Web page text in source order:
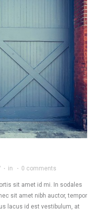
· in · 0 comments
sit amet id mi. In sodales
sit amet nibh auctor, tempor
lacus id est vestibulum, at